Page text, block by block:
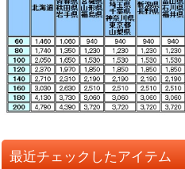
最近チェックしたアイテム